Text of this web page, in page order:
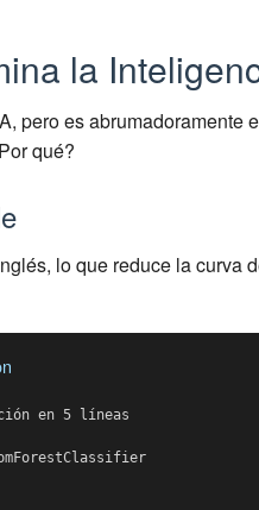
la
pero es
qué?
lo que reduce la
en 5 líneas